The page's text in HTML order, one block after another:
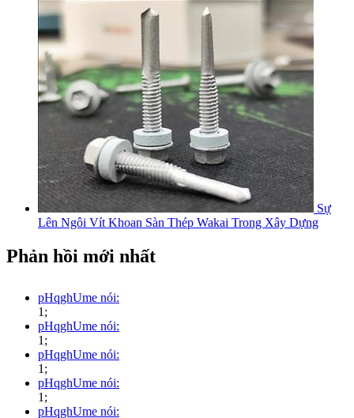
Sự
Lên Ngôi Vít Khoan Sàn Thép Wakai Trong Xây Dựng
Phản hồi mới nhất
pHqghUme nói:
1;
pHqghUme nói:
1;
pHqghUme nói:
1;
pHqghUme nói:
1;
pHqghUme nói: